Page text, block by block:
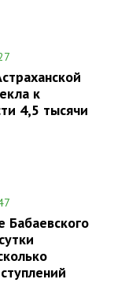
к
4,5 тысячи
Бабаевского